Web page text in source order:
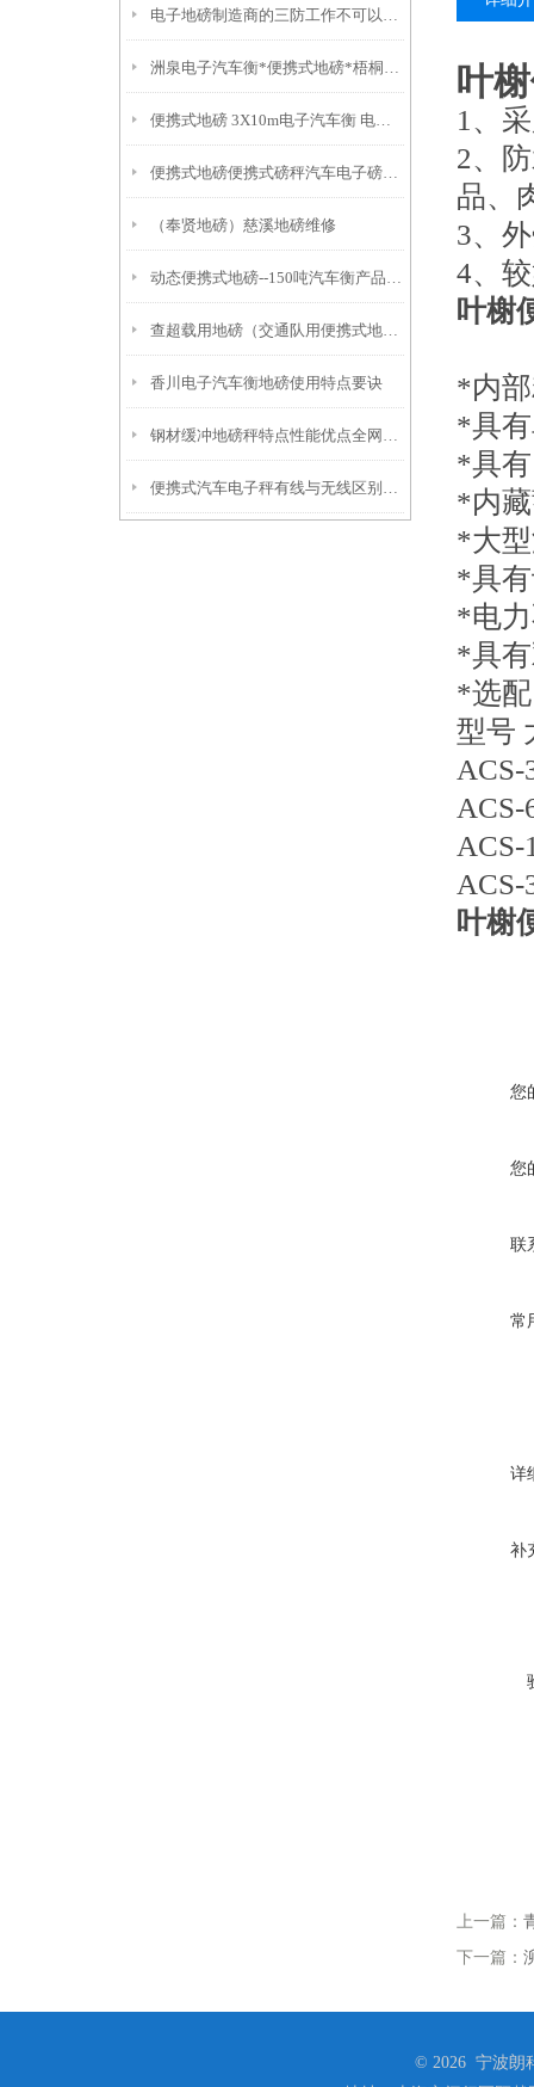
电子地磅制造商的三防工作不可以缺少
洲泉电子汽车衡*便携式地磅*梧桐地磅 武康便携式汽车衡
便携式地磅 3X10m电子汽车衡 电子秤多少钱
便携式地磅便携式磅秤汽车电子磅电子地磅秤电子汽车磅电子汽车衡操作维修
（奉贤地磅）慈溪地磅维修
动态便携式地磅--150吨汽车衡产品选择原因
查超载用地磅（交通队用便携式地磅）
香川电子汽车衡地磅使用特点要诀
钢材缓冲地磅秤特点性能优点全网分享
便携式汽车电子秤有线与无线区别以及便携式汽车衡保养措施
叶
1、
2、
品、
3、
4、
叶榭
*内
*具
*具
*内
*大
*具
*电
*具
*选
型号
ACS-
ACS-
ACS-
ACS-
叶榭
您
您
联
常
详
补
上一篇：
下一篇：
© 2026 宁波朗